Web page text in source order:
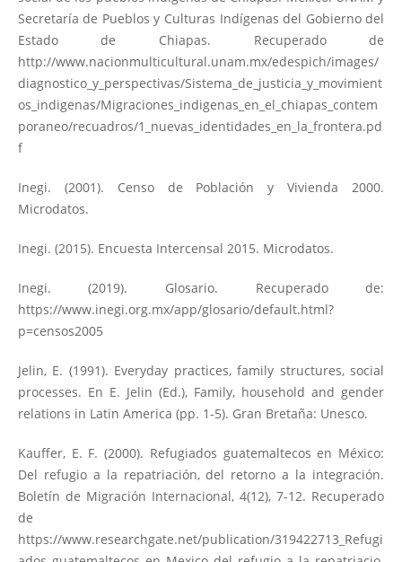
Secretaría de Pueblos y Culturas Indígenas del Gobierno del
Estado de Chiapas. Recuperado de
http://www.nacionmulticultural.unam.mx/edespich/images/
diagnostico_y_perspectivas/Sistema_de_justicia_y_movimient
os_indigenas/Migraciones_indigenas_en_el_chiapas_contem
poraneo/recuadros/1_nuevas_identidades_en_la_frontera.pd
f
Inegi. (2001). Censo de Población y Vivienda 2000.
Microdatos.
Inegi. (2015). Encuesta Intercensal 2015. Microdatos.
Inegi. (2019). Glosario. Recuperado de:
https://www.inegi.org.mx/app/glosario/default.html?
p=censos2005
Jelin, E. (1991). Everyday practices, family structures, social
processes. En E. Jelin (Ed.), Family, household and gender
relations in Latin America (pp. 1-5). Gran Bretaña: Unesco.
Kauffer, E. F. (2000). Refugiados guatemaltecos en México:
Del refugio a la repatriación, del retorno a la integración.
Boletín de Migración Internacional, 4(12), 7-12. Recuperado
de
https://www.researchgate.net/publication/319422713_Refugi